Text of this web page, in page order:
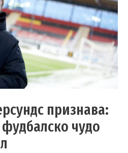
признава:
чудо